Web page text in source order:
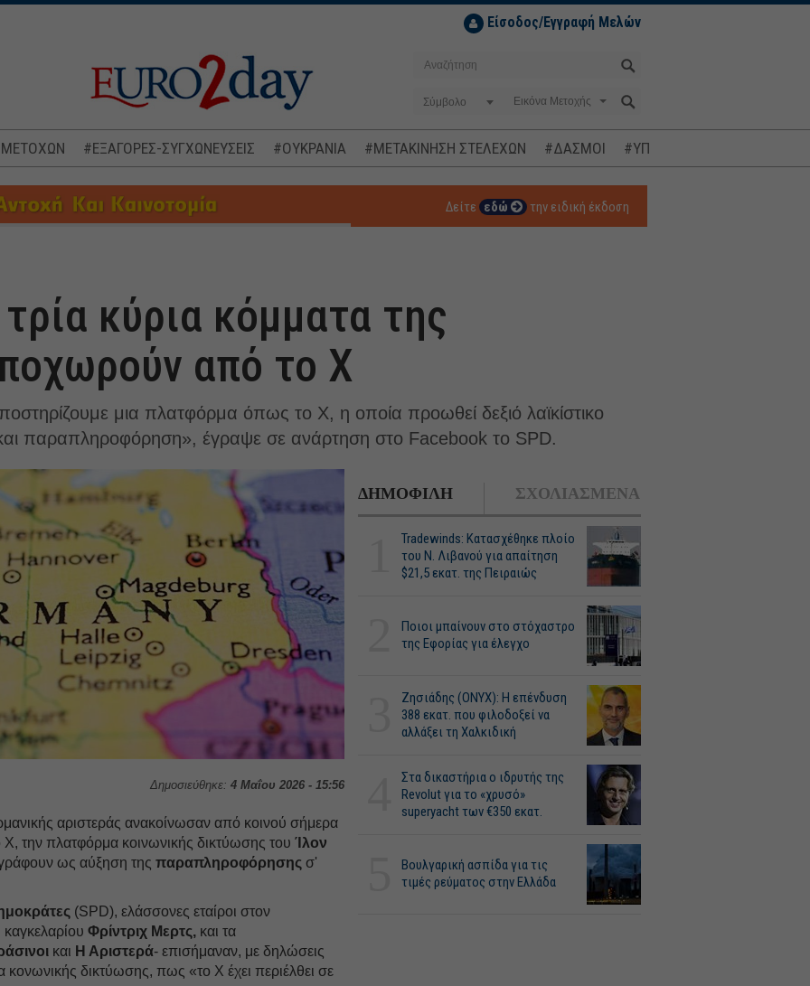
Είσοδος/Εγγραφή Μελών
Σύμβολο
ΜΕΤΟΧΩΝ #ΕΞΑΓΟΡΕΣ-ΣΥΓΧΩΝΕΥΣΕΙΣ #ΟΥΚΡΑΝΙΑ #ΜΕΤΑΚΙΝΗΣΗ ΣΤΕΛΕΧΩΝ #ΔΑΣΜΟΙ #ΥΠΟΚΛΟΠΕΣ
Δείτε εδώ την ειδική έκδοση
κύρια κόμματα της
από το X
μια πλατφόρμα όπως το Χ, η οποία προωθεί δεξιό λαϊκίστικο
και παραπληροφόρηση», έγραψε σε ανάρτηση στο Facebοok το SPD.
Δημοσιεύθηκε: 4 Μαΐου 2026 - 15:56
αριστεράς ανακοίνωσαν από κοινού σήμερα
Χ, την πλατφόρμα κοινωνικής δικτύωσης τουΊλον
ως αύξηση τηςπαραπληροφόρησης σ'
(SPD), ελάσσονες εταίροι στον
καγκελαρίουΦρίντριχ Μερτς, και τα
και Η Αριστερά- επισήμαναν, με δηλώσεις
δικτύωσης, πως «το X έχει περιέλθει σε
ΔΗΜΟΦΙΛΗ ΣΧΟΛΙΑΣΜΕΝΑ
Tradewinds: Κατασχέθηκε πλοίο
του Ν. Λιβανού για απαίτηση
$21,5 εκατ. της Πειραιώς
Ποιοι μπαίνουν στο στόχαστρο
της Εφορίας για έλεγχο
Ζησιάδης (ONYX): Η επένδυση
388 εκατ. που φιλοδοξεί να
αλλάξει τη Χαλκιδική
Στα δικαστήρια ο ιδρυτής της
Revolut για το «χρυσό»
superyacht των €350 εκατ.
Βουλγαρική ασπίδα για τις
τιμές ρεύματος στην Ελλάδα